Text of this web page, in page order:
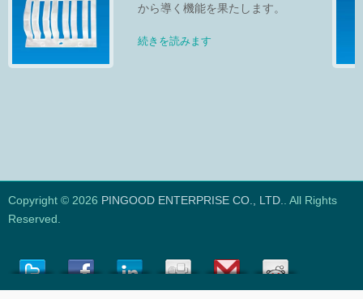
から導く機能を果たします。
続きを読みます
Copyright © 2026 PINGOOD ENTERPRISE CO., LTD.. All Rights
Reserved.